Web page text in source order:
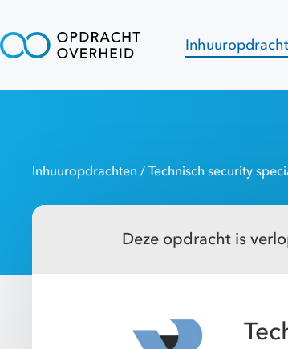
Inhuuropdrachten / Technisch security
Deze opdracht is